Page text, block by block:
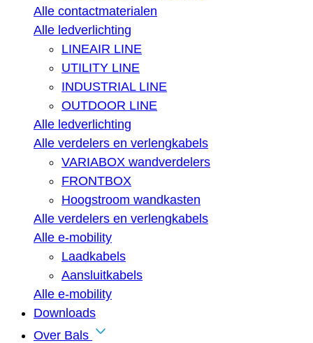
Alle contactmaterialen
Alle ledverlichting
LINEAIR LINE
UTILITY LINE
INDUSTRIAL LINE
OUTDOOR LINE
Alle ledverlichting
Alle verdelers en verlengkabels
VARIABOX wandverdelers
FRONTBOX
Hoogstroom wandkasten
Alle verdelers en verlengkabels
Alle e-mobility
Laadkabels
Aansluitkabels
Alle e-mobility
Downloads
Over Bals